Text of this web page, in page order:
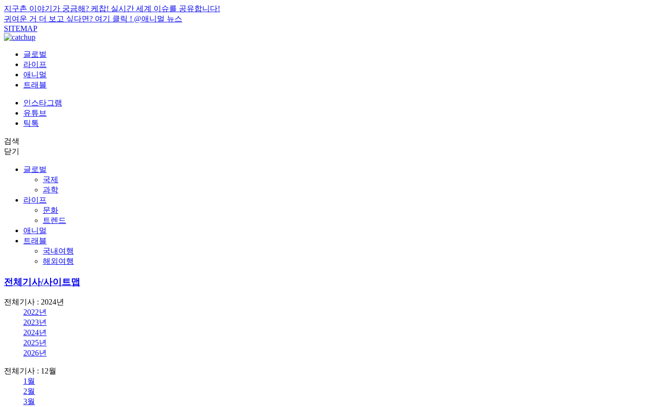
지구촌 이야기가 궁금해? 케찹! 실시간 세계 이슈를 공유합니다!
귀여운 거 더 보고 싶다면? 여기 클릭 ! @애니멀 뉴스
SITEMAP
글로벌
라이프
애니멀
트래블
인스타그램
유튜브
틱톡
검색
닫기
글로벌
국제
과학
라이프
문화
트렌드
애니멀
트래블
국내여행
해외여행
전체기사/사이트맵
전체기사 : 2024년
2022년
2023년
2024년
2025년
2026년
전체기사 : 12월
1월
2월
3월